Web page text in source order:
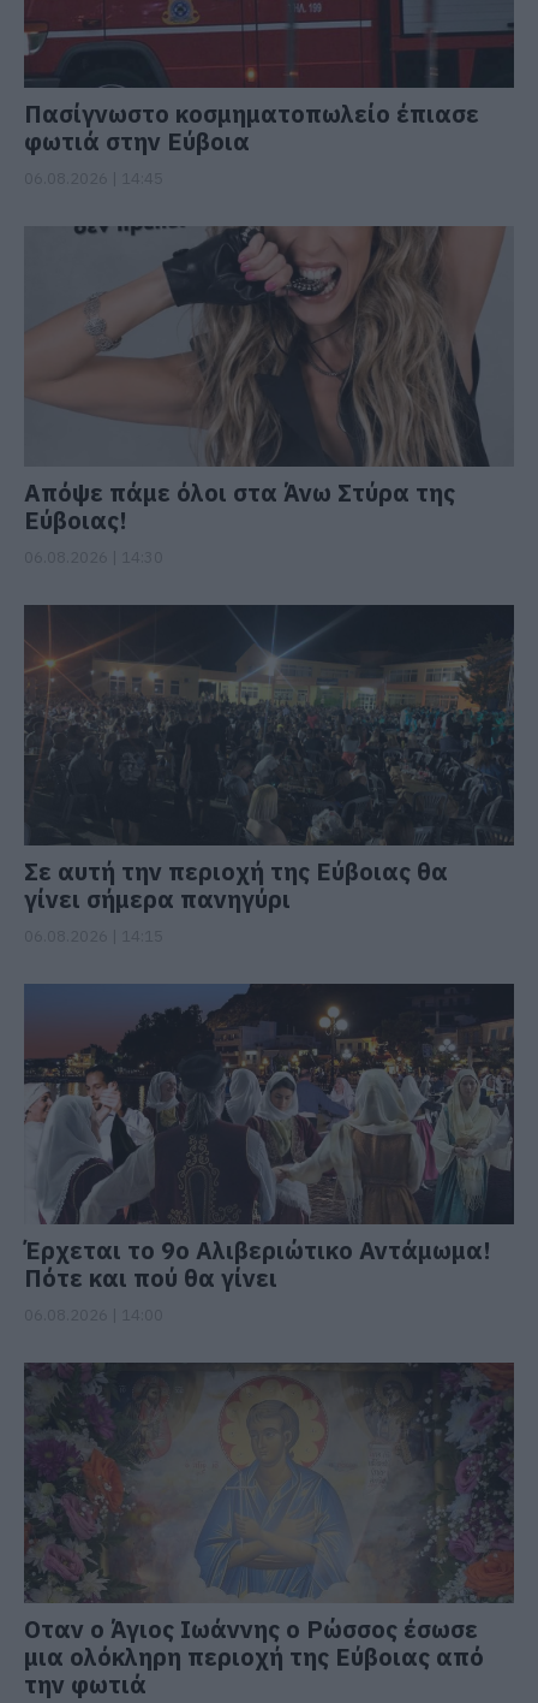
Πασίγνωστο κοσμηματοπωλείο έπιασε
φωτιά στην Εύβοια
Απόψε πάμε όλοι στα Άνω Στύρα της
Εύβοιας!
Σε αυτή την περιοχή της Εύβοιας θα
γίνει σήμερα πανηγύρι
Έρχεται το 9ο Αλιβεριώτικο Αντάμωμα!
Πότε και πού θα γίνει
Οταν ο Άγιος Ιωάννης ο Ρώσσος έσωσε
μια ολόκληρη περιοχή της Εύβοιας από
την φωτιά